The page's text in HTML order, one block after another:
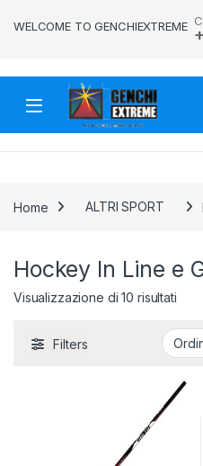
WELCOME TO GENCHIEXTREME
Home ALTRI SPORT
Hockey In Line e
Visualizzazione di 10 risultati
Filters